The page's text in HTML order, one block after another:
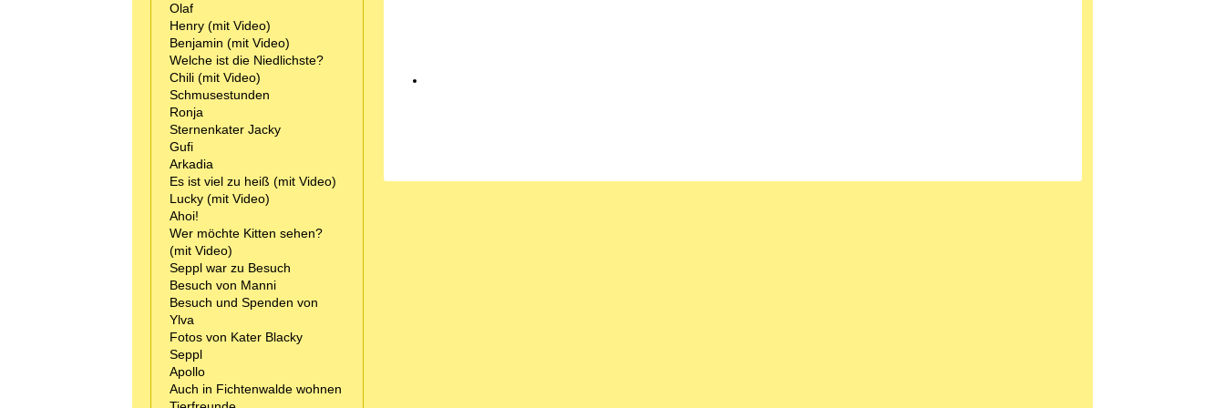
Olaf
Henry (mit Video)
Benjamin (mit Video)
Welche ist die Niedlichste?
Chili (mit Video)
Schmusestunden
Ronja
Sternenkater Jacky
Gufi
Arkadia
Es ist viel zu heiß (mit Video)
Lucky (mit Video)
Ahoi!
Wer möchte Kitten sehen?
(mit Video)
Seppl war zu Besuch
Besuch von Manni
Besuch und Spenden von
Ylva
Fotos von Kater Blacky
Seppl
Apollo
Auch in Fichtenwalde wohnen